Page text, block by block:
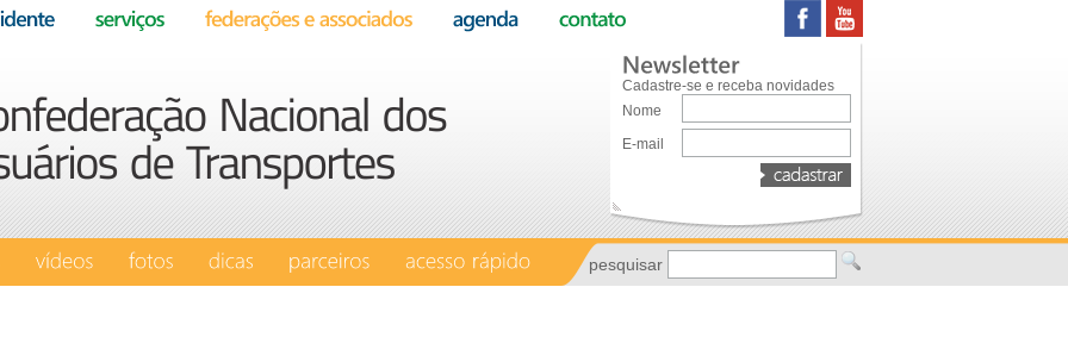
Cadastre-se e receba novidades
Nome
E-mail
pesquisar